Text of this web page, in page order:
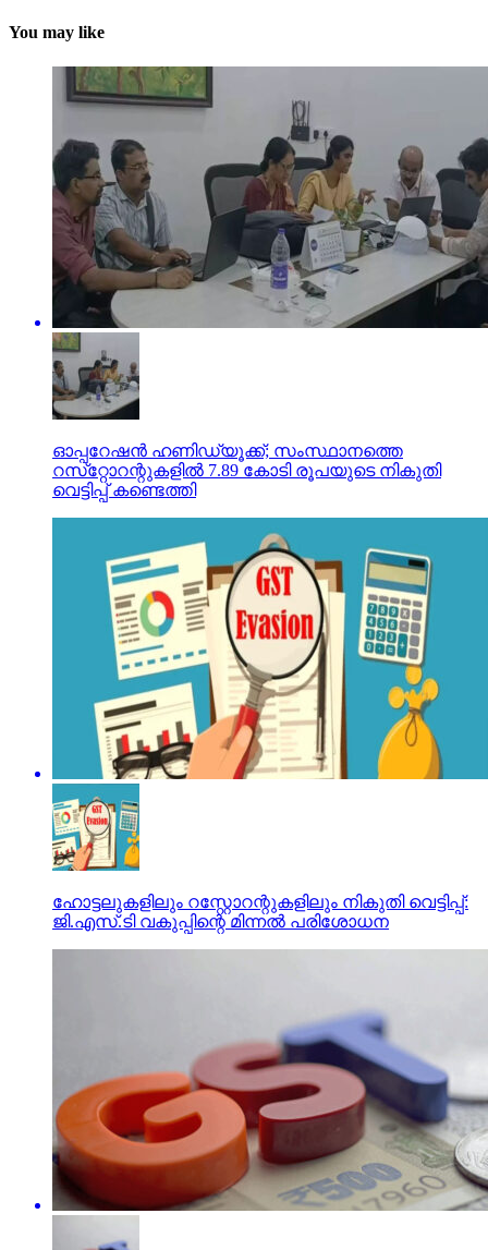
You may like
ഓപ്പറേഷന്‍ ഹണിഡ്യൂക്ക്; സംസ്ഥാനത്തെ
റസ്‌റ്റോറന്റുകളില്‍ 7.89 കോടി രൂപയുടെ നികുതി
വെട്ടിപ്പ് കണ്ടെത്തി
ഹോട്ടലുകളിലും റസ്റ്റോറന്റുകളിലും നികുതി വെട്ടിപ്പ്:
ജി.എസ്.ടി വകുപ്പിന്റെ മിന്നല്‍ പരിശോധന